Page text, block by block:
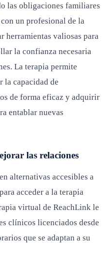
las obligaciones familiares
un profesional de la
herramientas valiosas para
la confianza necesaria
La terapia permite
la capacidad de
de forma eficaz y adquirir
entablar nuevas
las relaciones
alternativas accesibles a
acceder a la terapia
virtual de ReachLink le
clínicos licenciados desde
que se adaptan a su